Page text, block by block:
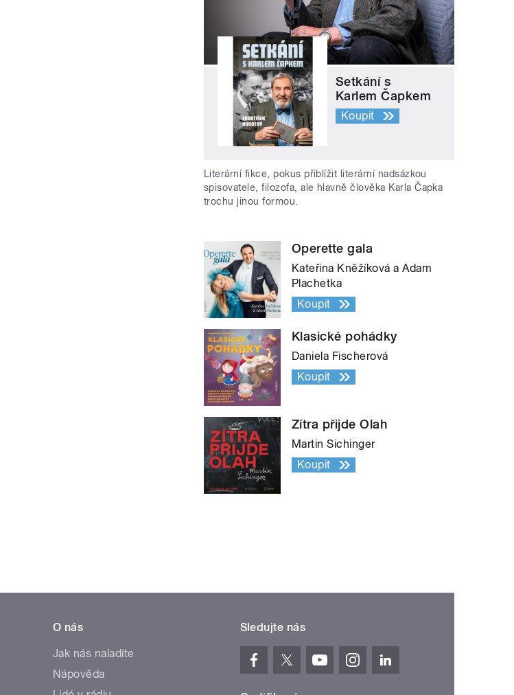
Setkání s
Karlem Čapkem
Koupit
Literární fikce, pokus přiblížit literární nadsázkou
spisovatele, filozofa, ale hlavně člověka Karla Čapka
trochu jinou formou.
Operette gala
Kateřina Kněžíková a Adam
Plachetka
Koupit
Klasické pohádky
Daniela Fischerová
Koupit
Zítra přijde Olah
Martin Sichinger
Koupit
O nás
Jak nás naladíte
Nápověda
Sledujte nás